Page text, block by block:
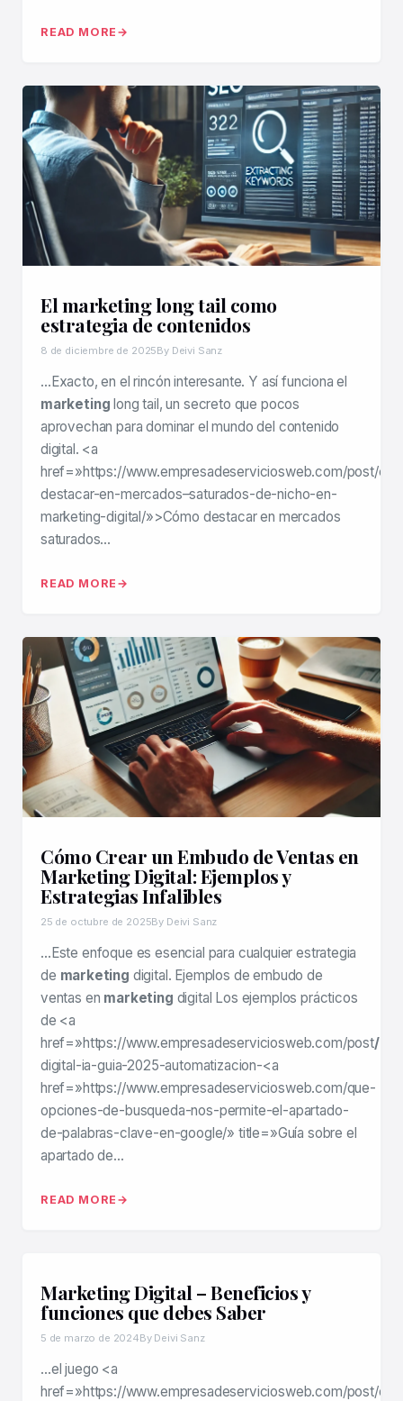
READ MORE
El marketing long tail como
estrategia de contenidos
8 de diciembre de 2025By Deivi Sanz
…Exacto, en el rincón interesante. Y así funciona el
marketing long tail, un secreto que pocos
aprovechan para dominar el mundo del contenido
digital. <a
href=»https://www.empresadeserviciosweb.com/post/
destacar-en-mercados–saturados-de-nicho-en-
marketing-digital/»>Cómo destacar en mercados
saturados…
READ MORE
Cómo Crear un Embudo de Ventas en
Marketing Digital: Ejemplos y
Estrategias Infalibles
25 de octubre de 2025By Deivi Sanz
…Este enfoque es esencial para cualquier estrategia
de marketing digital. Ejemplos de embudo de
ventas en marketing digital Los ejemplos prácticos
de <a
href=»https://www.empresadeserviciosweb.com/post/
digital-ia-guia-2025-automatizacion-<a
href=»https://www.empresadeserviciosweb.com/que-
opciones-de-busqueda-nos-permite-el-apartado-
de-palabras-clave-en-google/» title=»Guía sobre el
apartado de…
READ MORE
Marketing Digital – Beneficios y
funciones que debes Saber
5 de marzo de 2024By Deivi Sanz
…el juego <a
href=»https://www.empresadeserviciosweb.com/post/